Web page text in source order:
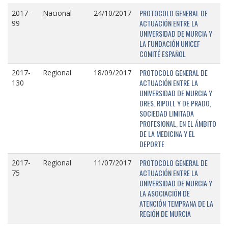
2017-
99
Nacional 24/10/2017
PROTOCOLO GENERAL DE
ACTUACIÓN ENTRE LA
UNIVERSIDAD DE MURCIA Y
LA FUNDACIÓN UNICEF
COMITÉ ESPAÑOL
2017-
130
Regional 18/09/2017
PROTOCOLO GENERAL DE
ACTUACIÓN ENTRE LA
UNIVERSIDAD DE MURCIA Y
DRES. RIPOLL Y DE PRADO,
SOCIEDAD LIMITADA
PROFESIONAL, EN EL ÁMBITO
DE LA MEDICINA Y EL
DEPORTE
2017-
75
Regional 11/07/2017
PROTOCOLO GENERAL DE
ACTUACIÓN ENTRE LA
UNIVERSIDAD DE MURCIA Y
LA ASOCIACIÓN DE
ATENCIÓN TEMPRANA DE LA
REGIÓN DE MURCIA